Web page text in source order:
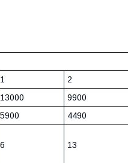
1 2
13000 9900
5900 4490
6 13